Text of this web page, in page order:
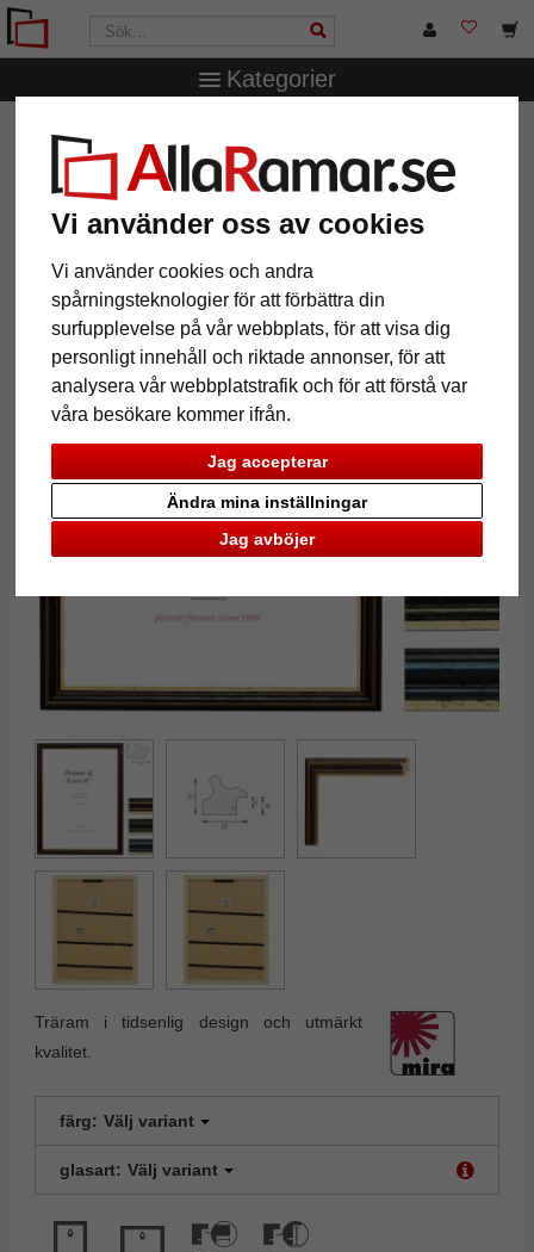
Vi använder oss av cookies
Vi använder cookies och andra
spårningsteknologier för att förbättra din
surfupplevelse på vår webbplats, för att visa dig
personligt innehåll och riktade annonser, för att
analysera vår webbplatstrafik och för att förstå var
våra besökare kommer ifrån.
Jag accepterar
Jag avböjer
Ändra mina inställningar
Kategorier
AllaRamar.se
Toulouse efter mått
Träram Toulouse efter mått
Träram i tidsenlig design och utmärkt
kvalitet.
färg: Välj variant
glasart: Välj variant